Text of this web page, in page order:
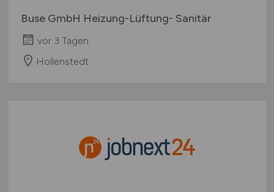
Buse GmbH Heizung-Lüftung- Sanitär
vor 3 Tagen
Hollenstedt